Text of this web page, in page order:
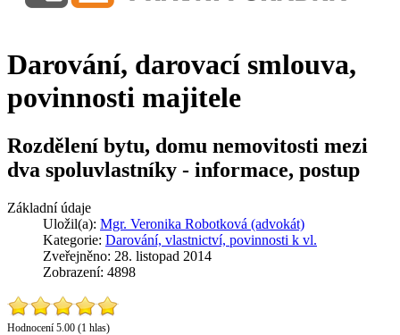
Darování, darovací smlouva,
povinnosti majitele
Rozdělení bytu, domu nemovitosti mezi
dva spoluvlastníky - informace, postup
Základní údaje
Uložil(a): Mgr. Veronika Robotková (advokát)
Kategorie: Darování, vlastnictví, povinnosti k vl.
Zveřejněno: 28. listopad 2014
Zobrazení: 4898
Hodnocení 5.00 (1 hlas)